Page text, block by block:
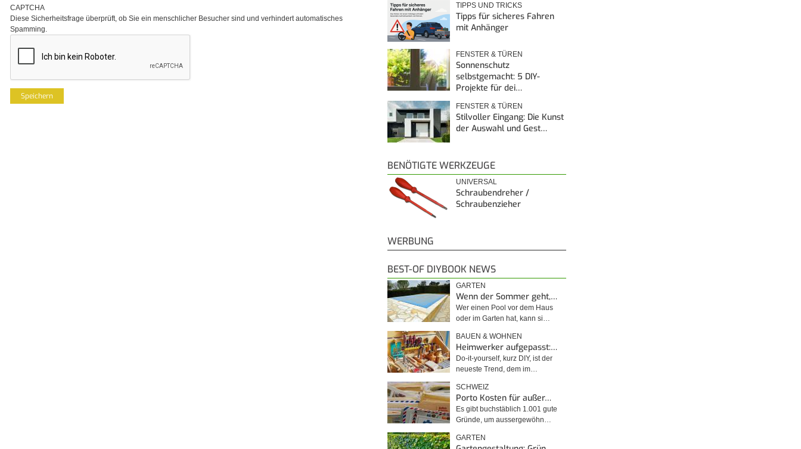
CAPTCHA
Diese Sicherheitsfrage überprüft, ob Sie ein menschlicher Besucher sind und verhindert automatisches
Spamming.
TIPPS UND TRICKS
Tipps für sicheres Fahren
mit Anhänger
FENSTER & TÜREN
Sonnenschutz
selbstgemacht: 5 DIY-
Projekte für dei…
FENSTER & TÜREN
Stilvoller Eingang: Die Kunst
der Auswahl und Gest…
BENÖTIGTE WERKZEUGE
UNIVERSAL
Schraubendreher /
Schraubenzieher
WERBUNG
BEST-OF DIYBOOK NEWS
GARTEN
Wenn der Sommer geht,…
Wer einen Pool vor dem Haus
oder im Garten hat, kann si…
BAUEN & WOHNEN
Heimwerker aufgepasst:…
Do-it-yourself, kurz DIY, ist der
neueste Trend, dem im…
SCHWEIZ
Porto Kosten für außer…
Es gibt buchstäblich 1.001 gute
Gründe, um aussergewöhn…
GARTEN